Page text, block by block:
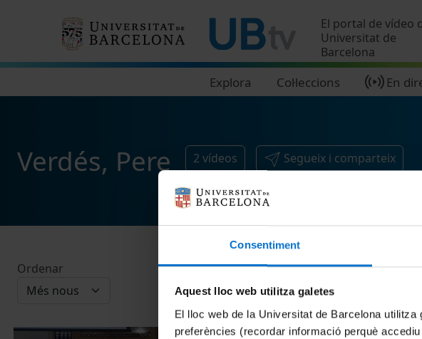
Consentiment
Aquest lloc web utilitza galetes
El lloc web de la Universitat de Barcelona
preferències (recordar informació perquè
El portal de vídeo
Universitat de
Barcelona
Explora Col·leccions En
Verdés, Pere 2 vídeos Segueix i comparteix
Ordenar